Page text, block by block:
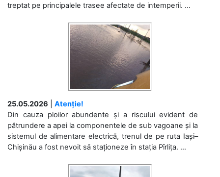
treptat pe principalele trasee afectate de intemperii. ...
25.05.2026
Atenție!
Din cauza ploilor abundente și a riscului evident de
pătrundere a apei la componentele de sub vagoane și la
sistemul de alimentare electrică, trenul de pe ruta Iași–
Chișinău a fost nevoit să staționeze în stația Pîrlița. ...